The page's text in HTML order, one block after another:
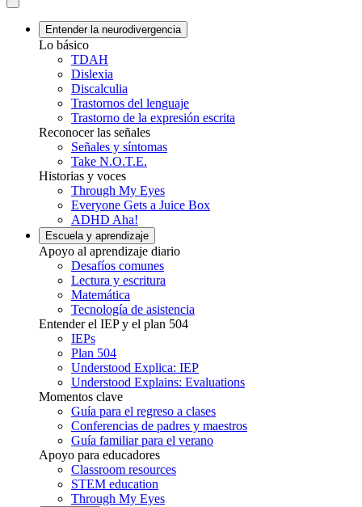
Entender la neurodivergencia
Lo básico
TDAH
Dislexia
Discalculia
Trastornos del lenguaje
Trastorno de la expresión escrita
Reconocer las señales
Señales y síntomas
Take N.O.T.E.
Historias y voces
Through My Eyes
Everyone Gets a Juice Box
ADHD Aha!
Escuela y aprendizaje
Apoyo al aprendizaje diario
Desafíos comunes
Lectura y escritura
Matemática
Tecnología de asistencia
Entender el IEP y el plan 504
IEPs
Plan 504
Understood Explica: IEP
Understood Explains: Evaluations
Momentos clave
Guía para el regreso a clases
Conferencias de padres y maestros
Guía familiar para el verano
Apoyo para educadores
Classroom resources
STEM education
Through My Eyes